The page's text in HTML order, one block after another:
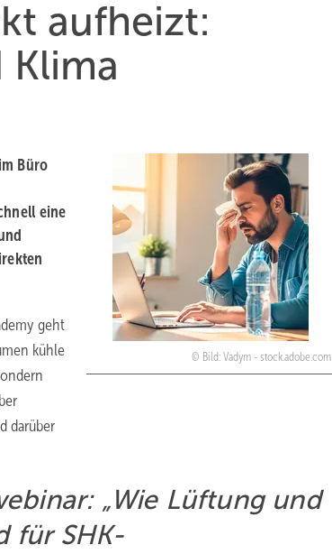
aufheizt:
Klima
Bild: Vadym - stock.adobe.com
Büro
eine
geht
kühle
darüber
„Wie Lüftung und
für SHK-